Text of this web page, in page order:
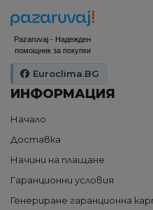
Pazaruvaj - Надежден
помощник за покупки
Euroclima.BG
ИНФОРМАЦИЯ
Начало
Доставка
Начини на плащане
Гаранционни условия
Генериране гаранционна